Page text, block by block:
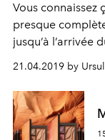
Vous connaissez
presque
jusqu’à l’arrivée
plutôt hiberner.
températures
bourgeons.
21.04.2019 by